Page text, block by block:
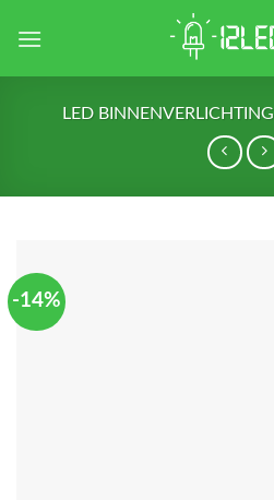
LED BINNENVERLICHTING
-14%